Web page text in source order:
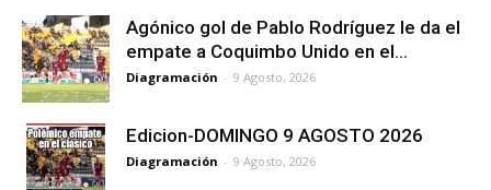
Agónico gol de Pablo Rodríguez le da el
empate a Coquimbo Unido en el...
Diagramación - 9 Agosto, 2026
Edicion-DOMINGO 9 AGOSTO 2026
Diagramación - 9 Agosto, 2026